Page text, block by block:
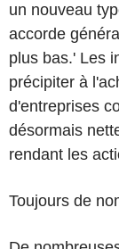
un nouveau
accorde
plus bas.' Les
précipiter à
d'entreprises
désormais
rendant les
Toujours de